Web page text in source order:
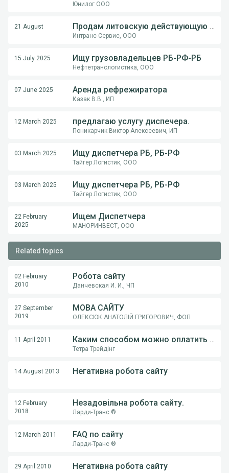
Юнилог ООО
21 August Продам литовскую действующую компанию
Интранс-Сервис, ООО
15 July 2025 Ищу грузовладельцев РБ-РФ-РБ
Нефтетранслогистика, ООО
07 June 2025 Аренда рефрежиратора
Казак В.В., ИП
12 March 2025 предлагаю услугу диспечера.
Поникарчик Виктор Алексеевич, ИП
03 March 2025 Ищу диспетчера РБ, РБ-РФ
Тайгер Логистик, ООО
03 March 2025 Ищу диспетчера РБ, РБ-РФ
Тайгер Логистик, ООО
22 February
2025
Ищем Диспетчера
МАНОРИНВЕСТ, ООО
Related topics
02 February
2010
Робота сайту
Данчевская И. И., ЧП
27 September
2019
МОВА САЙТУ
ОЛЕКСЮК АНАТОЛІЙ ГРИГОРОВИЧ, ФОП
11 April 2011 Каким способом можно оплатить услуги сайта?
Тетра Трейдінг
14 August 2013 Негативна робота сайту
12 February
2018
Незадовільна робота сайту.
Ларди-Транс ®
12 March 2011 FAQ по сайту
Ларди-Транс ®
29 April 2010 Негативна робота сайту